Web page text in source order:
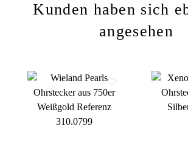
Kunden haben sich
angesehen
Wunschliste
hinzufügen